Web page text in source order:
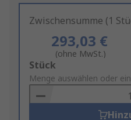
Zwischensumme (1
293,03 €
(ohne MwSt.)
Add
to
Basket
Stück
Menge auswählen oder